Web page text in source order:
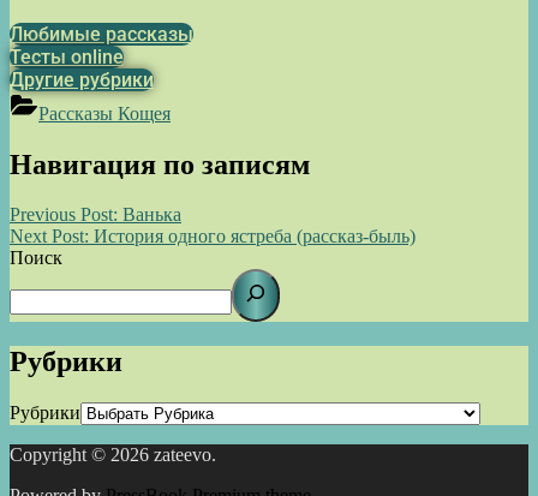
Любимые рассказы
Тесты online
Другие рубрики
Рассказы Кощея
Навигация по записям
Previous Post: Ванька
Next Post: История одного ястреба (рассказ-быль)
Поиск
Рубрики
Рубрики
Copyright © 2026 zateevo.